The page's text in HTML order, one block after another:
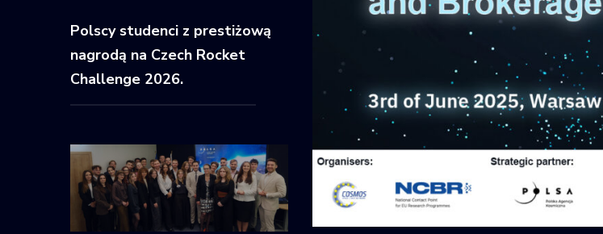
Polscy studenci z prestiżową
nagrodą na Czech Rocket
Challenge 2026.